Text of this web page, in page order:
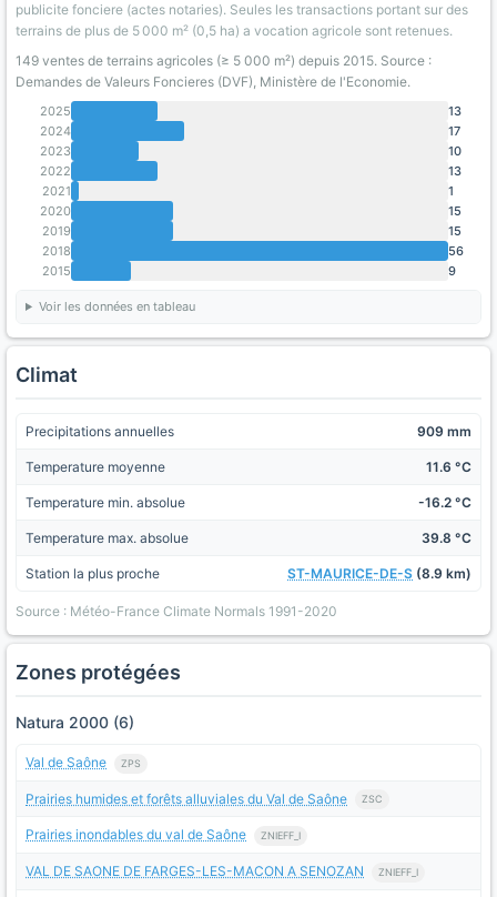
publicite fonciere (actes notaries). Seules les transactions portant sur des
terrains de plus de 5 000 m² (0,5 ha) a vocation agricole sont retenues.
149 ventes de terrains agricoles (≥ 5 000 m²) depuis 2015. Source :
Demandes de Valeurs Foncieres (DVF), Ministère de l'Economie.
2025
13
2024
17
2023
10
2022
13
2021
1
2020
15
2019
15
2018
56
2015
9
Voir les données en tableau
Climat
Precipitations annuelles 909 mm
Temperature moyenne 11.6 °C
Temperature min. absolue -16.2 °C
Temperature max. absolue 39.8 °C
Station la plus proche ST-MAURICE-DE-S (8.9 km)
Source : Météo-France Climate Normals 1991-2020
Zones protégées
Natura 2000 (6)
Val de Saône ZPS
Prairies humides et forêts alluviales du Val de Saône ZSC
Prairies inondables du val de Saône ZNIEFF_I
VAL DE SAONE DE FARGES-LES-MACON A SENOZAN ZNIEFF_I